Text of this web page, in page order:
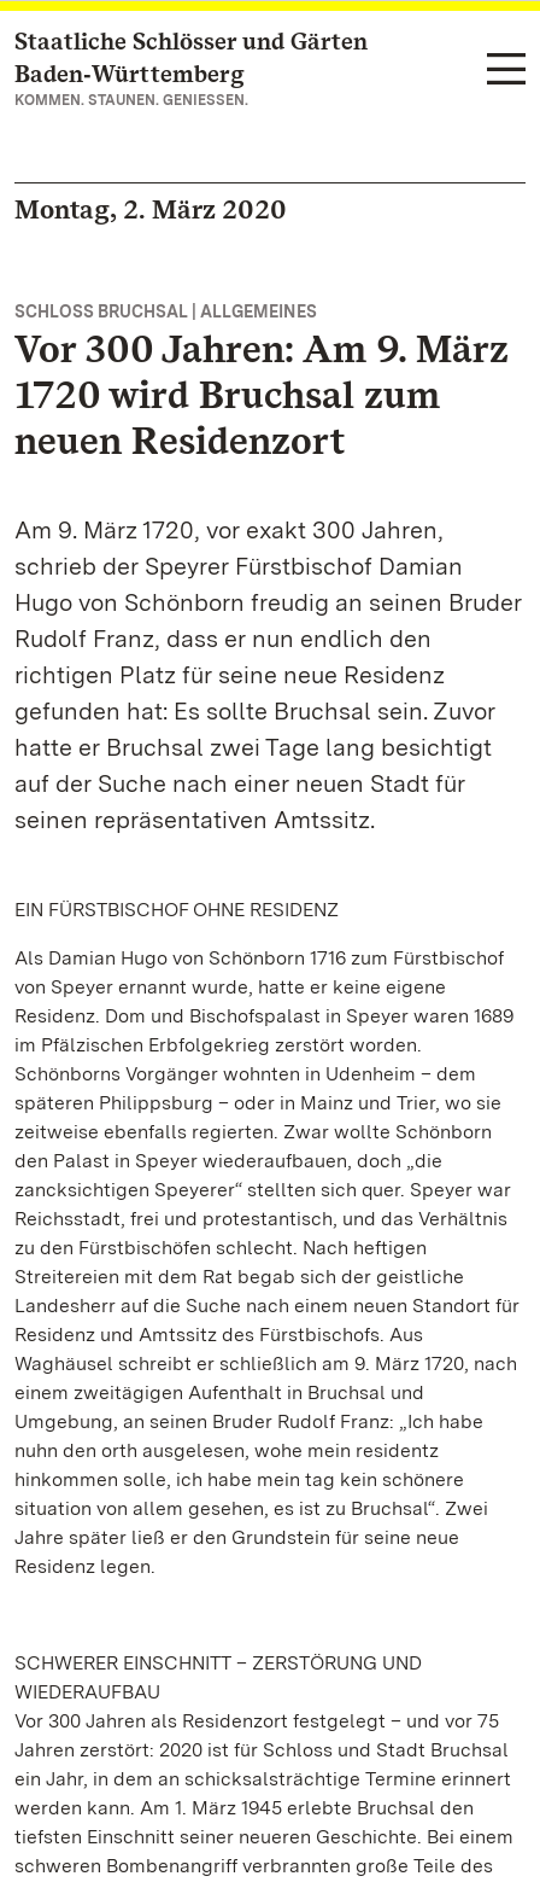
Zum Hauptinhalt springen
Staatliche Schlösser und Gärten
Baden‑Württemberg
KOMMEN. STAUNEN. GENIESSEN.
Montag, 2. März 2020
SCHLOSS BRUCHSAL | ALLGEMEINES
Vor 300 Jahren: Am 9. März
1720 wird Bruchsal zum
neuen Residenzort
Am 9. März 1720, vor exakt 300 Jahren,
schrieb der Speyrer Fürstbischof Damian
Hugo von Schönborn freudig an seinen Bruder
Rudolf Franz, dass er nun endlich den
richtigen Platz für seine neue Residenz
gefunden hat: Es sollte Bruchsal sein. Zuvor
hatte er Bruchsal zwei Tage lang besichtigt
auf der Suche nach einer neuen Stadt für
seinen repräsentativen Amtssitz.
EIN FÜRSTBISCHOF OHNE RESIDENZ
Als Damian Hugo von Schönborn 1716 zum Fürstbischof
von Speyer ernannt wurde, hatte er keine eigene
Residenz. Dom und Bischofspalast in Speyer waren 1689
im Pfälzischen Erbfolgekrieg zerstört worden.
Schönborns Vorgänger wohnten in Udenheim – dem
späteren Philippsburg – oder in Mainz und Trier, wo sie
zeitweise ebenfalls regierten. Zwar wollte Schönborn
den Palast in Speyer wiederaufbauen, doch „die
zancksichtigen Speyerer“ stellten sich quer. Speyer war
Reichsstadt, frei und protestantisch, und das Verhältnis
zu den Fürstbischöfen schlecht. Nach heftigen
Streitereien mit dem Rat begab sich der geistliche
Landesherr auf die Suche nach einem neuen Standort für
Residenz und Amtssitz des Fürstbischofs. Aus
Waghäusel schreibt er schließlich am 9. März 1720, nach
einem zweitägigen Aufenthalt in Bruchsal und
Umgebung, an seinen Bruder Rudolf Franz: „Ich habe
nuhn den orth ausgelesen, wohe mein residentz
hinkommen solle, ich habe mein tag kein schönere
situation von allem gesehen, es ist zu Bruchsal“. Zwei
Jahre später ließ er den Grundstein für seine neue
Residenz legen.
SCHWERER EINSCHNITT – ZERSTÖRUNG UND
WIEDERAUFBAU
Vor 300 Jahren als Residenzort festgelegt – und vor 75
Jahren zerstört: 2020 ist für Schloss und Stadt Bruchsal
ein Jahr, in dem an schicksalsträchtige Termine erinnert
werden kann. Am 1. März 1945 erlebte Bruchsal den
tiefsten Einschnitt seiner neueren Geschichte. Bei einem
schweren Bombenangriff verbrannten große Teile des